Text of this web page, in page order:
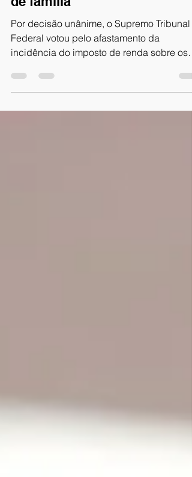
imposto de renda sobre
valores decorrentes do direito
de família
Federal votou pelo afastamento da
incidência do imposto de renda sobre os
valores decorrentes da...